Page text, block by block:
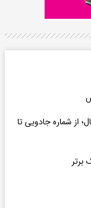
از شماره جادویی تا
برتر